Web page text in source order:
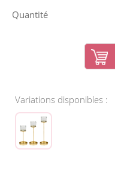
Quantité
Variations disponibles :